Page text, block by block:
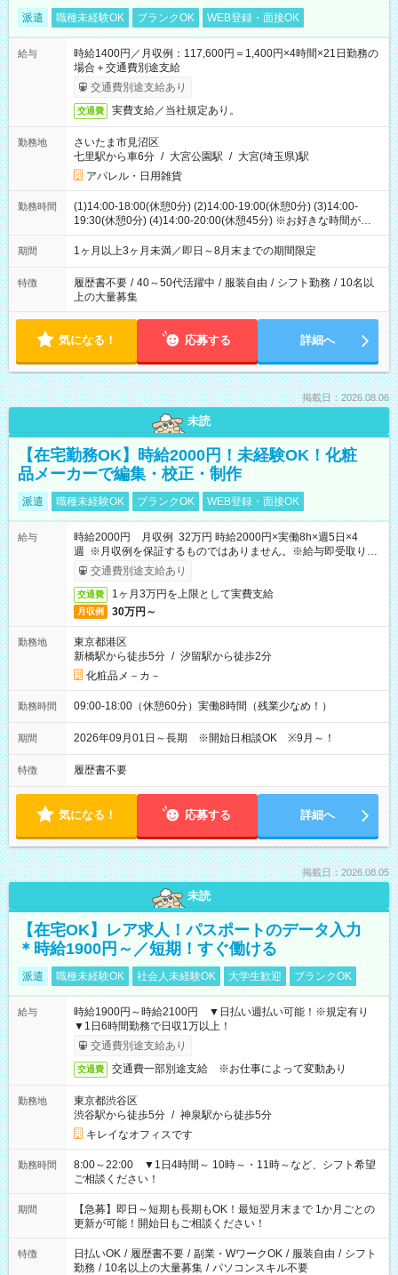
派遣 職種未経験OK ブランクOK WEB登録・面接OK
給与
時給1400円／月収例：117,600円＝1,400円×4時間×21日勤務の
場合＋交通費別途支給
交通費別途支給あり
交通費 実費支給／当社規定あり。
勤務地
さいたま市見沼区
七里駅から車6分 / 大宮公園駅 / 大宮(埼玉県)駅
アパレル・日用雑貨
勤務時間
(1)14:00-18:00(休憩0分) (2)14:00-19:00(休憩0分) (3)14:00-
19:30(休憩0分) (4)14:00-20:00(休憩45分) ※お好きな時間が選べ
ます
期間 1ヶ月以上3ヶ月未満／即日～8月末までの期間限定
特徴 履歴書不要 / 40～50代活躍中 / 服装自由 / シフト勤務 / 10名以
上の大量募集
気になる！ 応募する 詳細へ
掲載日：2026.08.06
未読
【在宅勤務OK】時給2000円！未経験OK！化粧
品メーカーで編集・校正・制作
派遣 職種未経験OK ブランクOK WEB登録・面接OK
給与
時給2000円 月収例 32万円 時給2000円×実働8h×週5日×4
週 ※月収例を保証するものではありません。※給与即受取りサ
ービス利用可（利用条件有）
交通費別途支給あり
交通費 1ヶ月3万円を上限として実費支給
月収例 30万円～
勤務地
東京都港区
新橋駅から徒歩5分 / 汐留駅から徒歩2分
化粧品メ－カ－
勤務時間 09:00-18:00（休憩60分）実働8時間（残業少なめ！）
期間 2026年09月01日～長期 ※開始日相談OK ※9月～！
特徴 履歴書不要
気になる！ 応募する 詳細へ
掲載日：2026.08.05
未読
【在宅OK】レア求人！パスポートのデータ入力
＊時給1900円～／短期！すぐ働ける
派遣 職種未経験OK 社会人未経験OK 大学生歓迎 ブランクOK
給与
時給1900円～時給2100円 ▼日払い週払い可能！※規定有り
▼1日6時間勤務で日収1万以上！
交通費別途支給あり
交通費 交通費一部別途支給 ※お仕事によって変動あり
勤務地
東京都渋谷区
渋谷駅から徒歩5分 / 神泉駅から徒歩5分
キレイなオフィスです
勤務時間
8:00～22:00 ▼1日4時間～ 10時～・11時～など、シフト希望
ご相談ください！
期間
【急募】即日～短期も長期もOK！最短翌月末まで 1か月ごとの
更新が可能！開始日もご相談ください！
特徴 日払いOK / 履歴書不要 / 副業・WワークOK / 服装自由 / シフト
勤務 / 10名以上の大量募集 / パソコンスキル不要